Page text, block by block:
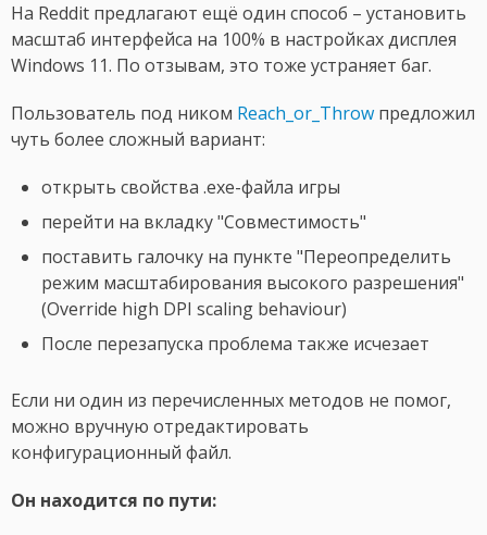
На Reddit предлагают ещё один способ – установить
масштаб интерфейса на 100% в настройках дисплея
Windows 11. По отзывам, это тоже устраняет баг.
Пользователь под ником Reach_or_Throw предложил
чуть более сложный вариант:
открыть свойства .exe-файла игры
перейти на вкладку "Совместимость"
поставить галочку на пункте "Переопределить
режим масштабирования высокого разрешения"
(Override high DPI scaling behaviour)
После перезапуска проблема также исчезает
Если ни один из перечисленных методов не помог,
можно вручную отредактировать
конфигурационный файл.
Он находится по пути: